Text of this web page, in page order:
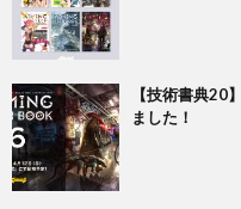
【技術書典
ました！